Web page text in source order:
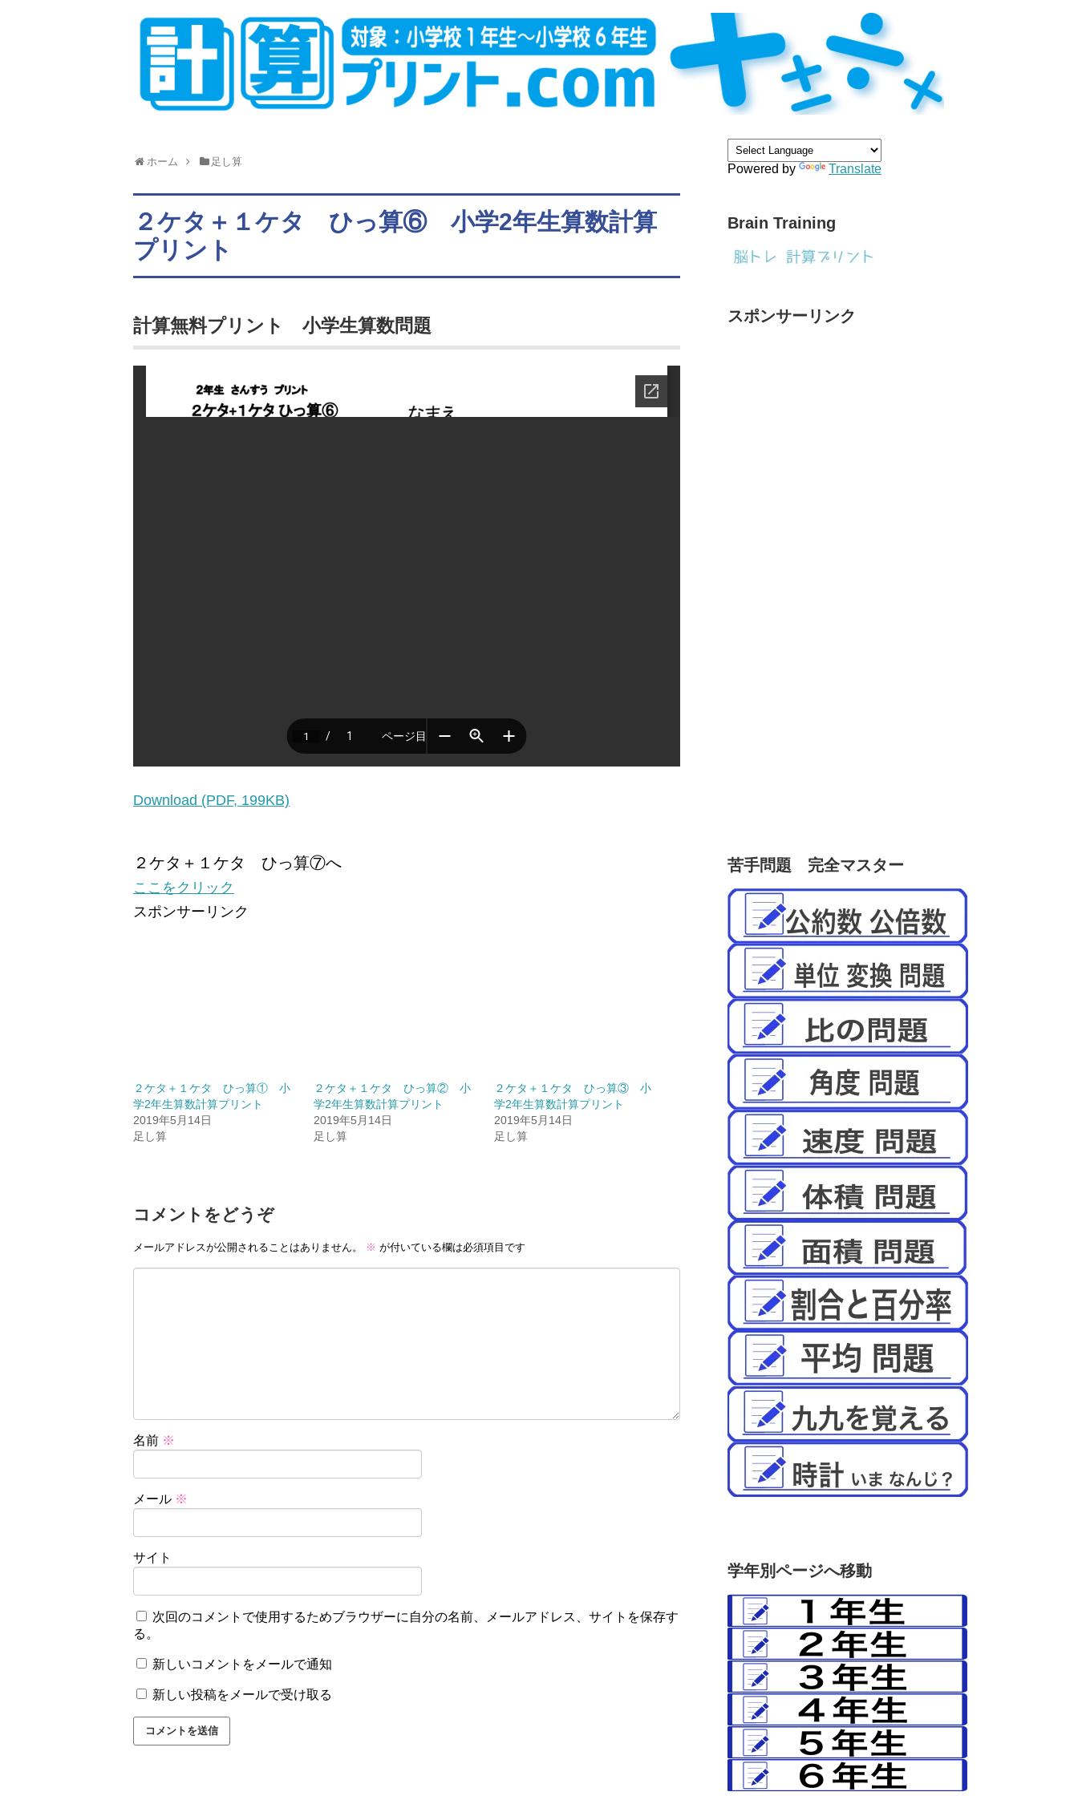
ホーム 足し算
２ケタ＋１ケタ ひっ算⑥ 小学2年生算数計算
プリント
計算無料プリント 小学生算数問題
Download (PDF, 199KB)
２ケタ＋１ケタ ひっ算⑦へ
ここをクリック
スポンサーリンク
２ケタ＋１ケタ ひっ算① 小
学2年生算数計算プリント
2019年5月14日
足し算
２ケタ＋１ケタ ひっ算② 小
学2年生算数計算プリント
2019年5月14日
足し算
２ケタ＋１ケタ ひっ算③ 小
学2年生算数計算プリント
2019年5月14日
足し算
コメントをどうぞ
メールアドレスが公開されることはありません。 ※ が付いている欄は必須項目です
名前 ※
メール ※
サイト
次回のコメントで使用するためブラウザーに自分の名前、メールアドレス、サイトを保存す
る。
新しいコメントをメールで通知
新しい投稿をメールで受け取る
Powered by Translate
Brain Training
スポンサーリンク
苦手問題 完全マスター
学年別ページへ移動